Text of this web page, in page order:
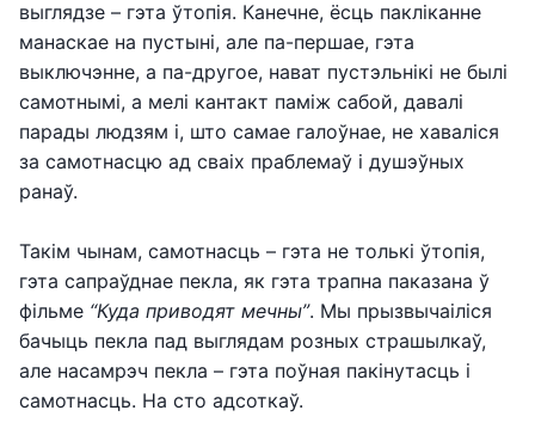
выглядзе – гэта ўтопія. Канечне, ёсць пакліканне
манаскае на пустыні, але па-першае, гэта
выключэнне, а па-другое, нават пустэльнікі не былі
самотнымі, а мелі кантакт паміж сабой, давалі
парады людзям і, што самае галоўнае, не хаваліся
за самотнасцю ад сваіх праблемаў і душэўных
ранаў.
Такім чынам, самотнасць – гэта не толькі ўтопія,
гэта сапраўднае пекла, як гэта трапна паказана ў
фільме “Куда приводят мечны”. Мы прызвычаіліся
бачыць пекла пад выглядам розных страшылкаў,
але насамрэч пекла – гэта поўная пакінутасць і
самотнасць. На сто адсоткаў.